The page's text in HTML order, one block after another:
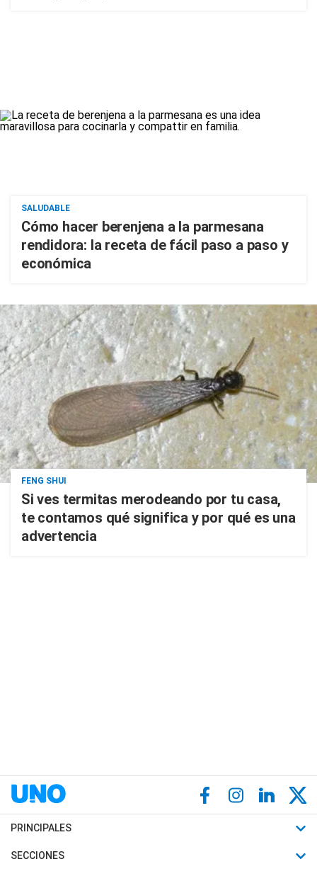
SALUDABLE
Cómo hacer berenjena a la parmesana
rendidora: la receta de fácil paso a paso y
económica
FENG SHUI
Si ves termitas merodeando por tu casa,
te contamos qué significa y por qué es una
advertencia
PRINCIPALES
Últimas Noticias
SECCIONES